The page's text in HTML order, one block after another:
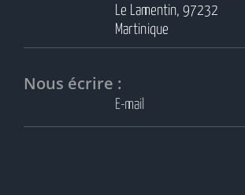
Le Lamentin, 97232
Martinique
Nous écrire :
E-mail